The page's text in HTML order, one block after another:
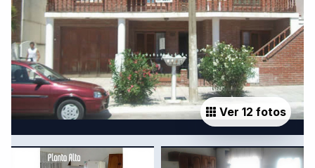
Ver 12 fotos